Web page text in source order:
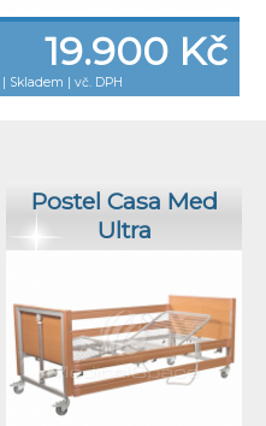
19.900 Kč
| Skladem | vč. DPH
Postel Casa Med
Ultra